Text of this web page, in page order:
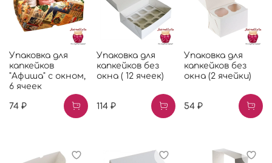
Упаковка для
капкейков
"Афиша" с окном,
6 ячеек
74 ₽
Упаковка для
капкейков без
окна ( 12 ячеек)
114 ₽
Упаковка для
капкейков без
окна (2 ячейки)
54 ₽